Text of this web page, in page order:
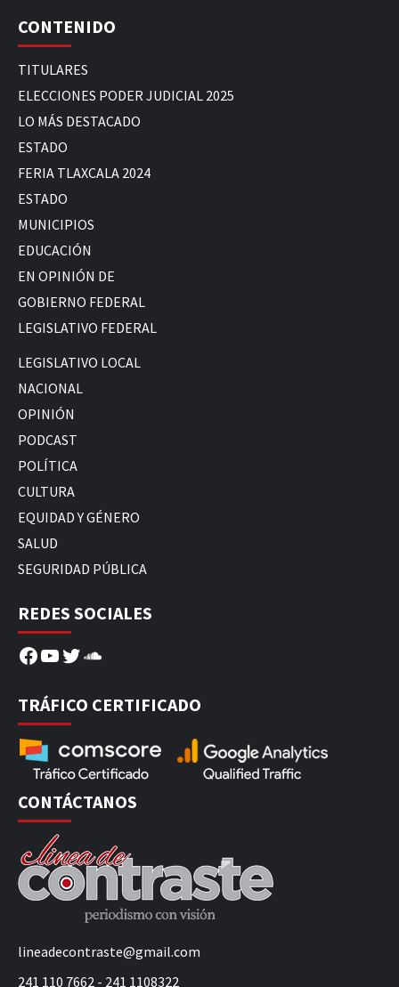
CONTENIDO
TITULARES
ELECCIONES PODER JUDICIAL 2025
LO MÁS DESTACADO
ESTADO
FERIA TLAXCALA 2024
ESTADO
MUNICIPIOS
EDUCACIÓN
EN OPINIÓN DE
GOBIERNO FEDERAL
LEGISLATIVO FEDERAL
LEGISLATIVO LOCAL
NACIONAL
OPINIÓN
PODCAST
POLÍTICA
CULTURA
EQUIDAD Y GÉNERO
SALUD
SEGURIDAD PÚBLICA
REDES SOCIALES
Facebook
YouTube
Twitter
SoundCloud
TRÁFICO CERTIFICADO
CONTÁCTANOS
lineadecontraste@gmail.com
241 110 7662 - 241 1108322